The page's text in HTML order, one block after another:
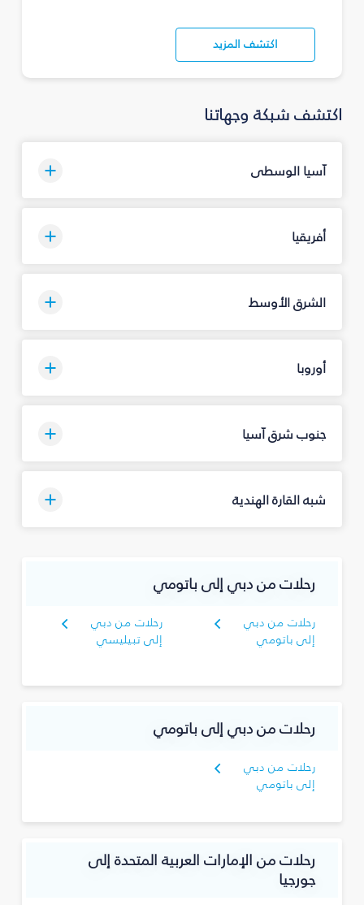
اكتشف المزيد
اكتشف شبكة وجهاتنا
آسيا الوسطى
أفريقيا
الشرق الأوسط
أوروبا
جنوب شرق آسيا
شبه القارة الهندية
رحلات من دبي إلى باتومي
رحلات من دبي
إلى باتومي
رحلات من دبي
إلى تبيليسي
رحلات من دبي إلى باتومي
رحلات من دبي
إلى باتومي
رحلات من الإمارات العربية المتحدة إلى
جورجيا